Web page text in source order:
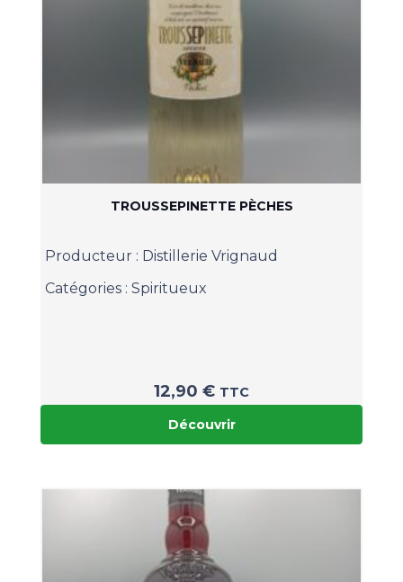
TROUSSEPINETTE PÈCHES
Producteur : Distillerie Vrignaud
Catégories : Spiritueux
12,90 € TTC
Découvrir